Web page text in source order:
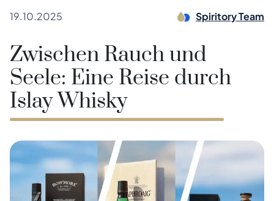
19.10.2025 Spiritory Team
Zwischen Rauch und
Seele: Eine Reise durch
Islay Whisky